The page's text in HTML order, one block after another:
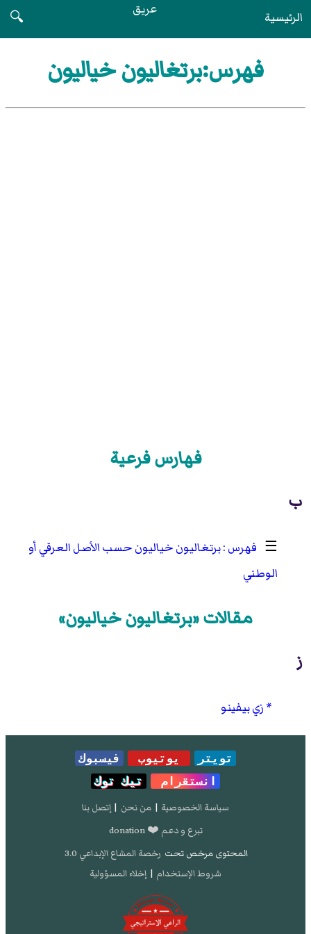
الرئيسية عريق
🔍
فهرس:برتغاليون خياليون
فهارس فرعية
ب
☰
برتغاليون خياليون حسب الأصل العرقي أو
الوطني
مقالات «برتغاليون خياليون»
ز
زي بيفينو
تويتر يوتيوب
فيسبوك
انستقرام
تيك توك
سياسة الخصوصية | من نحن | إتصل بنا
تبرع و دعم ❤️ donation
المحتوى مرخص تحت رخصة المشاع الإبداعي 3.0
شروط الإستخدام | إخلاء المسؤولية